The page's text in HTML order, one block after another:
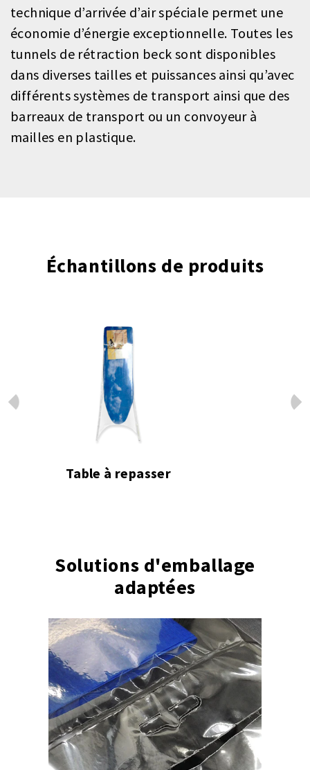
technique d’arrivée d’air spéciale permet une
économie d’énergie exceptionnelle. Toutes les
tunnels de rétraction beck sont disponibles
dans diverses tailles et puissances ainsi qu’avec
différents systèmes de transport ainsi que des
barreaux de transport ou un convoyeur à
mailles en plastique.
Échantillons de produits
Table à repasser
Solutions d'emballage
adaptées